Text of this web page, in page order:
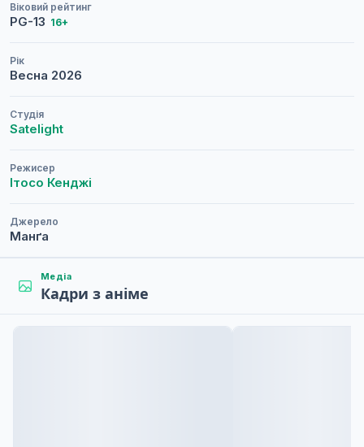
Віковий рейтинг
PG-13 16+
Рік
Весна 2026
Студія
Satelight
Режисер
Ітосо Кенджі
Джерело
Манґа
Медіа
Кадри з аніме